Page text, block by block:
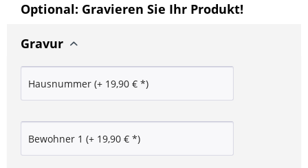
Optional: Gravieren Sie Ihr Produkt!
Gravur